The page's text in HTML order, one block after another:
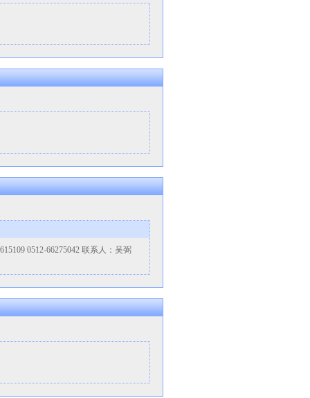
0512-66275042 联系人：吴弼